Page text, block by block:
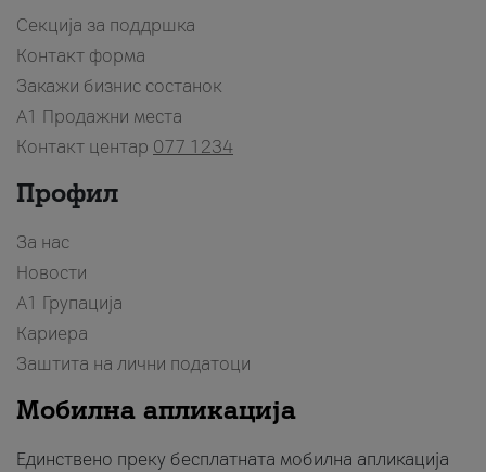
Секција за поддршка
Контакт форма
Закажи бизнис состанок
A1 Продажни места
Контакт центар 077 1234
Профил
За нас
Новости
А1 Групација
Кариера
Заштита на лични податоци
Мобилна апликација
Единствено преку бесплатната мобилна апликација